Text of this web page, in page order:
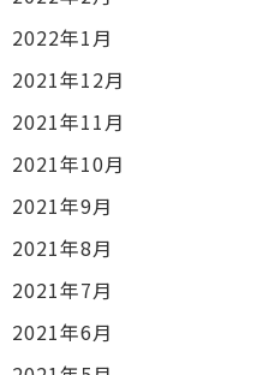
2022年1月
2021年12月
2021年11月
2021年10月
2021年9月
2021年8月
2021年7月
2021年6月